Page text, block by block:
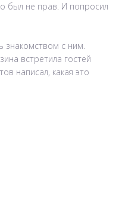
был не прав. И попросил
знакомством с ним.
встретила гостей
написал, какая это